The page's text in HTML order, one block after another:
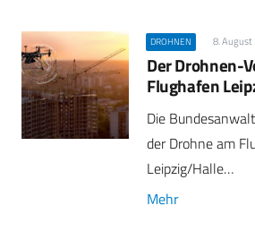
DROHNEN 8. August
Der Drohnen-
Flughafen
Die
der Drohne am
Leipzig/Halle…
Mehr